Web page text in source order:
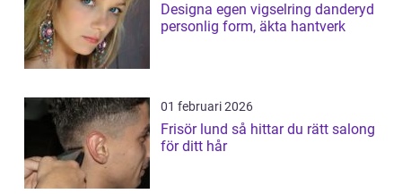
Designa egen vigselring danderyd
personlig form, äkta hantverk
01 februari 2026
Frisör lund så hittar du rätt salong
för ditt hår